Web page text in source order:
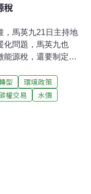
稅
，馬英九21日主持地
化問題，馬英九也
能源稅，還要制定人
高。馬英九表示，
要開徵能源稅，但
，而是要達成節能
後汽柴油、天然
，生活必需的水，
型
環境政策
權交易
水價